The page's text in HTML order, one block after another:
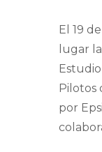
El 19
lugar
Pilotos
por